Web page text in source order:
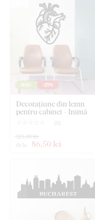
Produsul este tăiat cu
placă din fibre de lemn
prin presarea fibrelor de
Materialul este
solid
suprafață netedă
.
fine și subțiri .
12
NOU -25%
Decorațiune din lemn
pentru cabinet - Inimă
( 0)
de la 86,50 lei
115,40 lei